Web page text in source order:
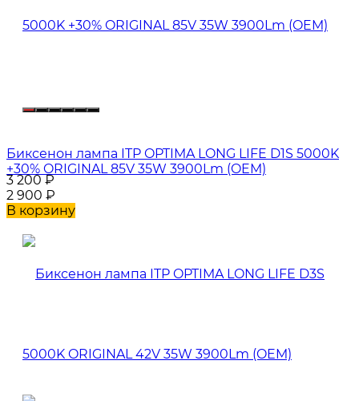
Биксенон лампа ITP OPTIMA LONG LIFE D1S 5000K
+30% ORIGINAL 85V 35W 3900Lm (OEM)
3 200₽
2 900 ₽
В корзину